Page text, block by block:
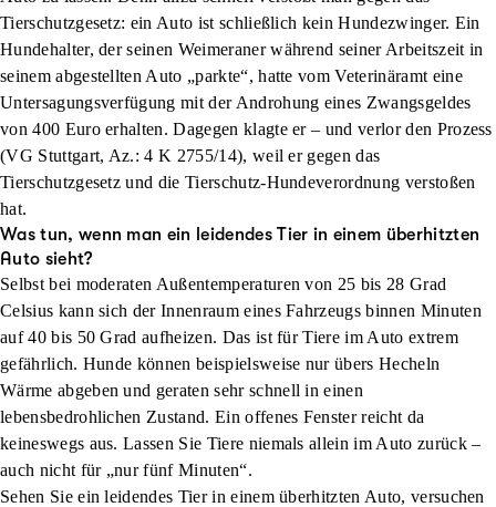
Tierschutzgesetz: ein Auto ist schließlich kein Hundezwinger. Ein
Hundehalter, der seinen Weimeraner während seiner Arbeitszeit in
seinem abgestellten Auto „parkte“, hatte vom Veterinäramt eine
Untersagungsverfügung mit der Androhung eines Zwangsgeldes
von 400 Euro erhalten. Dagegen klagte er – und verlor den Prozess
(VG Stuttgart, Az.: 4 K 2755/14), weil er gegen das
Tierschutzgesetz und die Tierschutz-Hundeverordnung verstoßen
hat.
Was tun, wenn man ein leidendes Tier in einem überhitzten
Auto sieht?
Selbst bei moderaten Außentemperaturen von 25 bis 28 Grad
Celsius kann sich der Innenraum eines Fahrzeugs binnen Minuten
auf 40 bis 50 Grad aufheizen. Das ist für Tiere im Auto extrem
gefährlich. Hunde können beispielsweise nur übers Hecheln
Wärme abgeben und geraten sehr schnell in einen
lebensbedrohlichen Zustand. Ein offenes Fenster reicht da
keineswegs aus. Lassen Sie Tiere niemals allein im Auto zurück –
auch nicht für „nur fünf Minuten“.
Sehen Sie ein leidendes Tier in einem überhitzten Auto, versuchen